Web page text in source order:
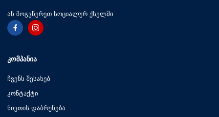
ან მოგვწერეთ სოციალურ ქსელში
ᲙᲝᲛᲞᲐᲜᲘᲐ
ჩვენს შესახებ
კონტაქტი
ნივთის დაბრუნება